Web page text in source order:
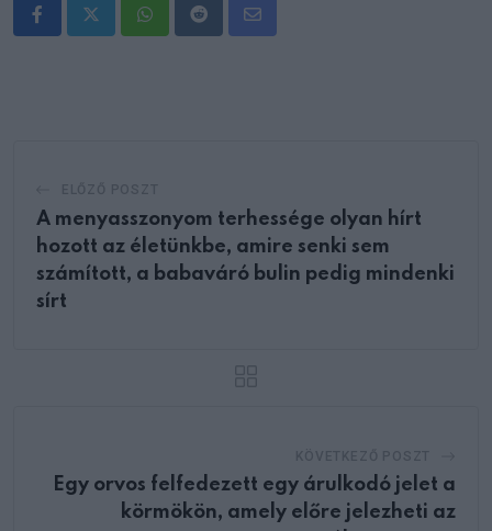
WhatsappRedditShare
A menyasszonyom terhessége olyan hírt
hozott az életünkbe, amire senki sem
számított, a babaváró bulin pedig mindenki
sírt
Egy orvos felfedezett egy árulkodó jelet a
körmökön, amely előre jelezheti az